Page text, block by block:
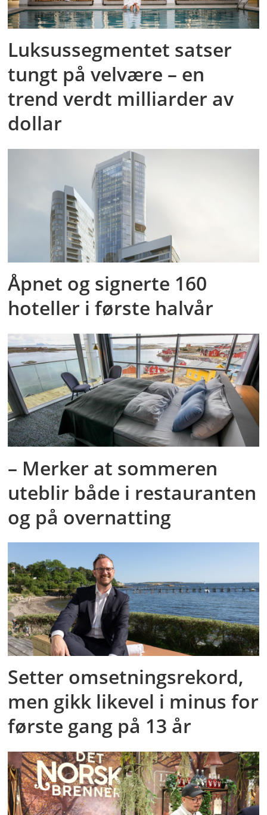
Luksussegmentet satser
tungt på velvære – en
trend verdt milliarder av
dollar
Åpnet og signerte 160
hoteller i første halvår
– Merker at sommeren
uteblir både i restauranten
og på overnatting
Setter omsetningsrekord,
men gikk likevel i minus for
første gang på 13 år